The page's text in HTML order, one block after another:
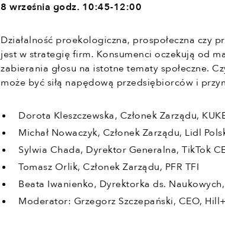
8 września godz. 10:45-12:00
Działalność proekologiczna, prospołeczna czy
jest w strategię firm. Konsumenci oczekują od
zabierania głosu na istotne tematy społeczne.
może być siłą napędową przedsiębiorców i
Dorota Kleszczewska, Członek Zarządu,
Michał Nowaczyk, Członek Zarządu, Lidl
Sylwia Chada, Dyrektor Generalna, TikTok
Tomasz Orlik, Członek Zarządu, PFR TFI
Beata Iwanienko, Dyrektorka ds.
Moderator: Grzegorz Szczepański, CEO,